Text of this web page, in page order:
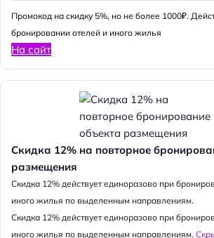
Промокод на скидку 5%, но не более 1000₽.
бронировании отелей и иного жилья
На сайт
Скидка 12% на повторное
размещения
Cкидка 12% действует единоразово при
иного жилья по выделенным направлениям.
Cкидка 12% действует единоразово при
иного жилья по выделенным направлениям.